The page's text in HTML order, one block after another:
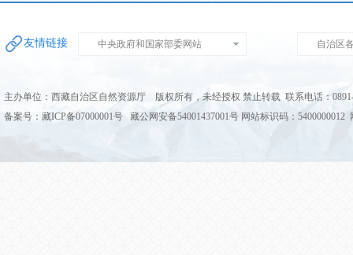
友情链接 中央政府和国家部委网站 自治区
主办单位：西藏自治区自然资源厅 版权所有，未经授权 禁止转载 联系电话：
备案号：藏ICP备07000001号 藏公网安备54001437001号 网站标识码：5400000012